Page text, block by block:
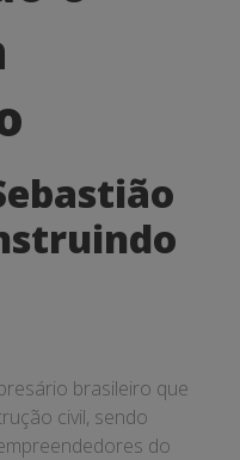
brasileiro que
civil, sendo
do